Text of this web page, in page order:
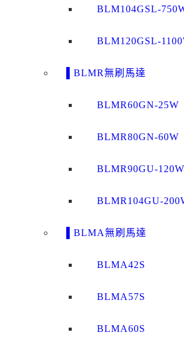
BLM104GSL-
BLM120GSL-
▌BLMR無刷馬達
BLMR60GN-25W
BLMR80GN-60W
BLMR90GU-120W
BLMR104GU-
▌BLMA無刷馬達
BLMA42S
BLMA57S
BLMA60S